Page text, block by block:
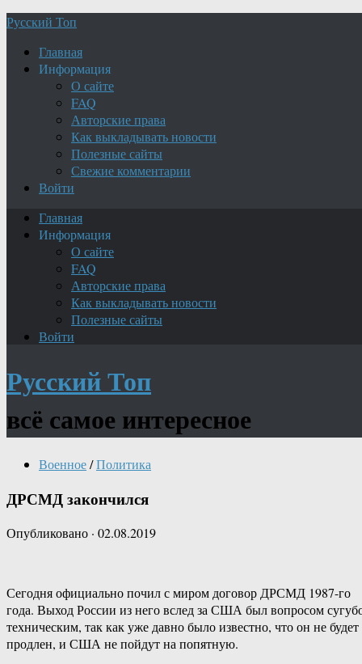
Русский Топ
Главная
Информация
О сайте
FAQ
Авторские права
Как выкладывать новости
Полезные сайты
Свежие комментарии
Войти
Главная
Информация
О сайте
FAQ
Авторские права
Как выкладывать новости
Полезные сайты
Войти
Русский Топ
всё самое интересное
Военное/Политика
ДРСМД закончился
Опубликовано · 02.08.2019
Сегодня официально почил с миром договор ДРСМД 1987-го
года. Выход России из него вслед за США был вопросом
техническим, так как уже давно было известно, что он не будет
продлен, и США не пойдут на попятную.